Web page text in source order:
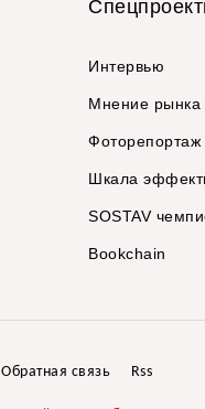
Интервью
Мнение рынка
Фоторепортаж
Шкала
SOSTAV
Bookchain
Обратная связь Rss